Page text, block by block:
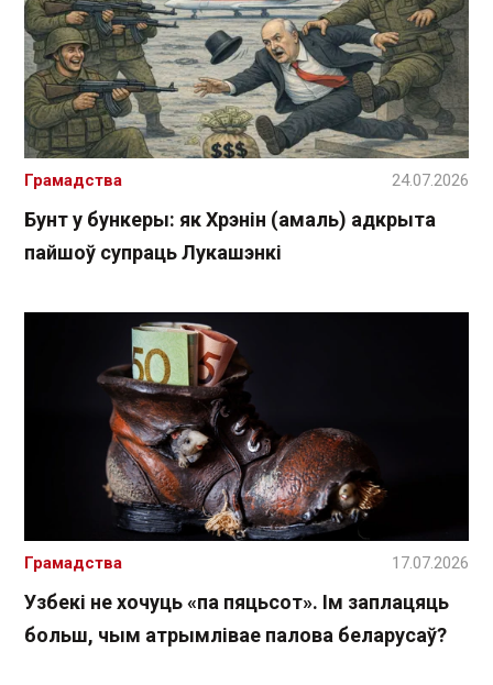
Бунт у бункеры: як Хрэнін (амаль) адкрыта
пайшоў супраць Лукашэнкі
Грамадства 24.07.2026
Узбекі не хочуць «па пяцьсот». Ім заплацяць
больш, чым атрымлівае палова беларусаў?
Грамадства 17.07.2026